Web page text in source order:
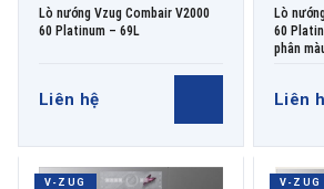
Lò nướng Vzug Combair V2000
60 Platinum – 69L
Liên hệ
Lò
60
phân
Liên
V-ZUG V-ZUG